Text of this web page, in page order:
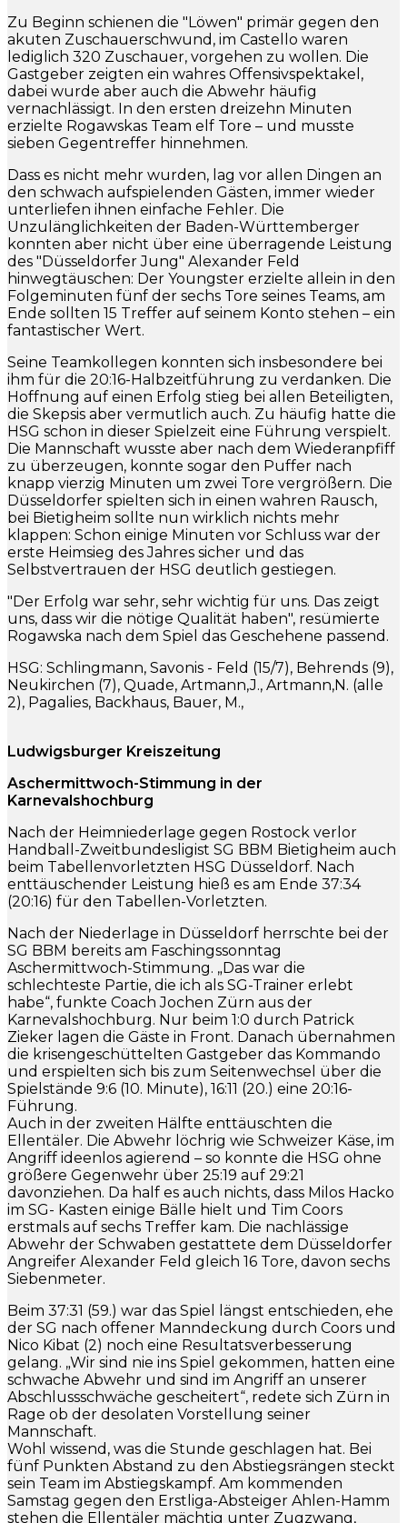
Zu Beginn schienen die "Löwen" primär gegen den
akuten Zuschauerschwund, im Castello waren
lediglich 320 Zuschauer, vorgehen zu wollen. Die
Gastgeber zeigten ein wahres Offensivspektakel,
dabei wurde aber auch die Abwehr häufig
vernachlässigt. In den ersten dreizehn Minuten
erzielte Rogawskas Team elf Tore – und musste
sieben Gegentreffer hinnehmen.
Dass es nicht mehr wurden, lag vor allen Dingen an
den schwach aufspielenden Gästen, immer wieder
unterliefen ihnen einfache Fehler. Die
Unzulänglichkeiten der Baden-Württemberger
konnten aber nicht über eine überragende Leistung
des "Düsseldorfer Jung" Alexander Feld
hinwegtäuschen: Der Youngster erzielte allein in den
Folgeminuten fünf der sechs Tore seines Teams, am
Ende sollten 15 Treffer auf seinem Konto stehen – ein
fantastischer Wert.
Seine Teamkollegen konnten sich insbesondere bei
ihm für die 20:16-Halbzeitführung zu verdanken. Die
Hoffnung auf einen Erfolg stieg bei allen Beteiligten,
die Skepsis aber vermutlich auch. Zu häufig hatte die
HSG schon in dieser Spielzeit eine Führung verspielt.
Die Mannschaft wusste aber nach dem Wiederanpfiff
zu überzeugen, konnte sogar den Puffer nach
knapp vierzig Minuten um zwei Tore vergrößern. Die
Düsseldorfer spielten sich in einen wahren Rausch,
bei Bietigheim sollte nun wirklich nichts mehr
klappen: Schon einige Minuten vor Schluss war der
erste Heimsieg des Jahres sicher und das
Selbstvertrauen der HSG deutlich gestiegen.
"Der Erfolg war sehr, sehr wichtig für uns. Das zeigt
uns, dass wir die nötige Qualität haben", resümierte
Rogawska nach dem Spiel das Geschehene passend.
HSG: Schlingmann, Savonis - Feld (15/7), Behrends (9),
Neukirchen (7), Quade, Artmann,J., Artmann,N. (alle
2), Pagalies, Backhaus, Bauer, M.,
Ludwigsburger Kreiszeitung
Aschermittwoch-Stimmung in der
Karnevalshochburg
Nach der Heimniederlage gegen Rostock verlor
Handball-Zweitbundesligist SG BBM Bietigheim auch
beim Tabellenvorletzten HSG Düsseldorf. Nach
enttäuschender Leistung hieß es am Ende 37:34
(20:16) für den Tabellen-Vorletzten.
Nach der Niederlage in Düsseldorf herrschte bei der
SG BBM bereits am Faschingssonntag
Aschermittwoch-Stimmung. „Das war die
schlechteste Partie, die ich als SG-Trainer erlebt
habe“, funkte Coach Jochen Zürn aus der
Karnevalshochburg. Nur beim 1:0 durch Patrick
Zieker lagen die Gäste in Front. Danach übernahmen
die krisengeschüttelten Gastgeber das Kommando
und erspielten sich bis zum Seitenwechsel über die
Spielstände 9:6 (10. Minute), 16:11 (20.) eine 20:16-
Führung.
Auch in der zweiten Hälfte enttäuschten die
Ellentäler. Die Abwehr löchrig wie Schweizer Käse, im
Angriff ideenlos agierend – so konnte die HSG ohne
größere Gegenwehr über 25:19 auf 29:21
davonziehen. Da half es auch nichts, dass Milos Hacko
im SG- Kasten einige Bälle hielt und Tim Coors
erstmals auf sechs Treffer kam. Die nachlässige
Abwehr der Schwaben gestattete dem Düsseldorfer
Angreifer Alexander Feld gleich 16 Tore, davon sechs
Siebenmeter.
Beim 37:31 (59.) war das Spiel längst entschieden, ehe
der SG nach offener Manndeckung durch Coors und
Nico Kibat (2) noch eine Resultatsverbesserung
gelang. „Wir sind nie ins Spiel gekommen, hatten eine
schwache Abwehr und sind im Angriff an unserer
Abschlussschwäche gescheitert“, redete sich Zürn in
Rage ob der desolaten Vorstellung seiner
Mannschaft.
Wohl wissend, was die Stunde geschlagen hat. Bei
fünf Punkten Abstand zu den Abstiegsrängen steckt
sein Team im Abstiegskampf. Am kommenden
Samstag gegen den Erstliga-Absteiger Ahlen-Hamm
stehen die Ellentäler mächtig unter Zugzwang,